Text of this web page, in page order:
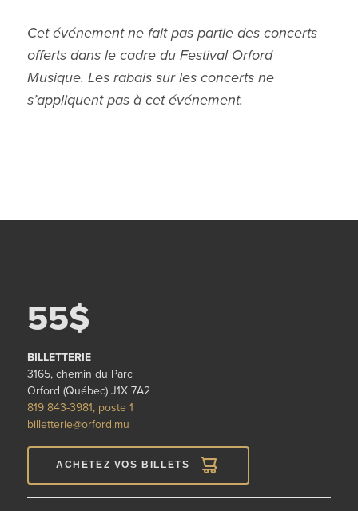
Cet événement ne fait pas partie des concerts
offerts dans le cadre du Festival Orford
Musique. Les rabais sur les concerts ne
s’appliquent pas à cet événement.
55$
BILLETTERIE
3165, chemin du Parc
Orford (Québec) J1X 7A2
819 843-3981, poste 1
billetterie@orford.mu
ACHETEZ VOS BILLETS